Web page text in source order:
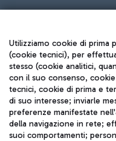
Seguici sui social
Utilizziamo cookie di prima
(cookie tecnici), per
stesso (cookie analitici,
con il suo consenso,
tecnici, cookie di prima e
di suo interesse; inviarle
preferenze manifestate
della navigazione in rete;
suoi comportamenti;